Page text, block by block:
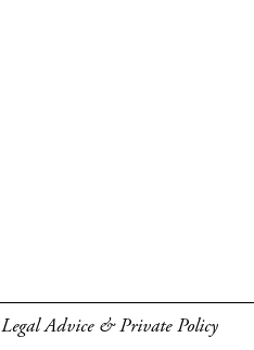
Legal Advice & Private Policy